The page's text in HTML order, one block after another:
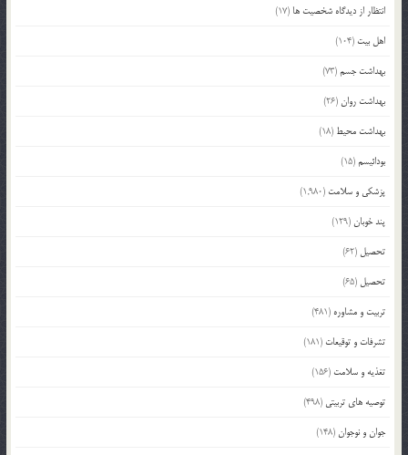
انتظار از دیدگاه شخصیت ها (17)
اهل بیت (104)
بهداشت جسم(73)
بهداشت روان(26)
بهداشت محیط (18)
بودائیسم(15)
پزشکی و سلامت (1,980)
پند خوبان(129)
تحصیل (62)
تحصیل (65)
تربیت و مشاوره (481)
تشرفات و توقیعات (181)
تغذیه و سلامت (156)
توصیه های تربیتی (498)
جوان و نوجوان(148)